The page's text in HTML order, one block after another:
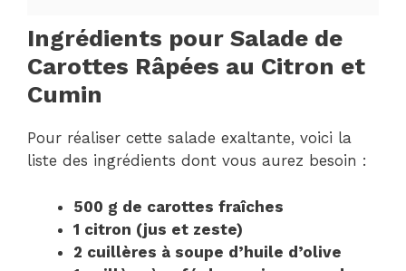
Ingrédients pour Salade de
Carottes Râpées au Citron et
Cumin
Pour réaliser cette salade exaltante, voici la
liste des ingrédients dont vous aurez besoin :
500 g de carottes fraîches
1 citron (jus et zeste)
2 cuillères à soupe d’huile d’olive